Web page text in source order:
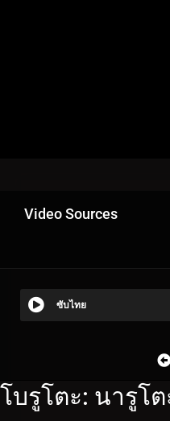
Video Sources
ซับไทย
โบรูโตะ: นารูโต